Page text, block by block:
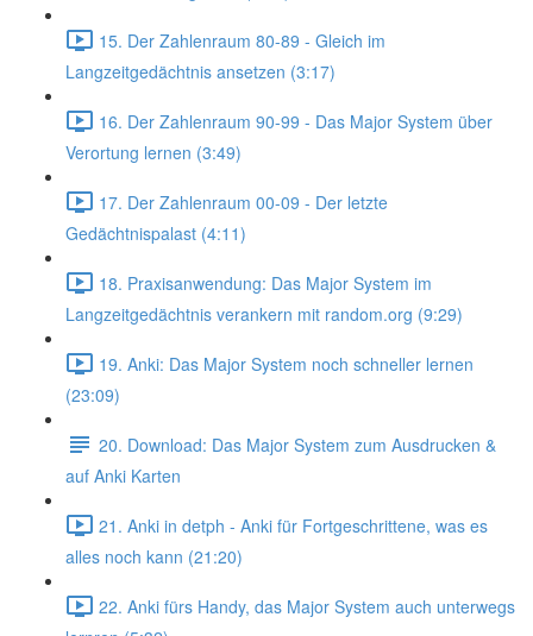
15. Der Zahlenraum 80-89 - Gleich im
Langzeitgedächtnis ansetzen (3:17)
16. Der Zahlenraum 90-99 - Das Major System über
Verortung lernen (3:49)
17. Der Zahlenraum 00-09 - Der letzte
Gedächtnispalast (4:11)
18. Praxisanwendung: Das Major System im
Langzeitgedächtnis verankern mit random.org (9:29)
19. Anki: Das Major System noch schneller lernen
(23:09)
20. Download: Das Major System zum Ausdrucken &
auf Anki Karten
21. Anki in detph - Anki für Fortgeschrittene, was es
alles noch kann (21:20)
22. Anki fürs Handy, das Major System auch unterwegs